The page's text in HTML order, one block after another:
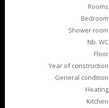
Rooms
Bedroom
Shower room
Nb. WC
Floor
Year of construction
General condition
Heating
Kitchen